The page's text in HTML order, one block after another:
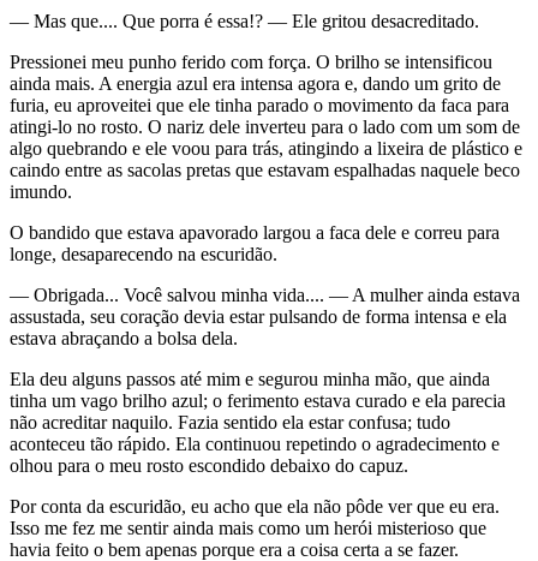
— Mas que.... Que porra é essa!? — Ele gritou desacreditado.
Pressionei meu punho ferido com força. O brilho se intensificou
ainda mais. A energia azul era intensa agora e, dando um grito de
furia, eu aproveitei que ele tinha parado o movimento da faca para
atingi-lo no rosto. O nariz dele inverteu para o lado com um som de
algo quebrando e ele voou para trás, atingindo a lixeira de plástico e
caindo entre as sacolas pretas que estavam espalhadas naquele beco
imundo.
O bandido que estava apavorado largou a faca dele e correu para
longe, desaparecendo na escuridão.
— Obrigada... Você salvou minha vida.... — A mulher ainda estava
assustada, seu coração devia estar pulsando de forma intensa e ela
estava abraçando a bolsa dela.
Ela deu alguns passos até mim e segurou minha mão, que ainda
tinha um vago brilho azul; o ferimento estava curado e ela parecia
não acreditar naquilo. Fazia sentido ela estar confusa; tudo
aconteceu tão rápido. Ela continuou repetindo o agradecimento e
olhou para o meu rosto escondido debaixo do capuz.
Por conta da escuridão, eu acho que ela não pôde ver que eu era.
Isso me fez me sentir ainda mais como um herói misterioso que
havia feito o bem apenas porque era a coisa certa a se fazer.